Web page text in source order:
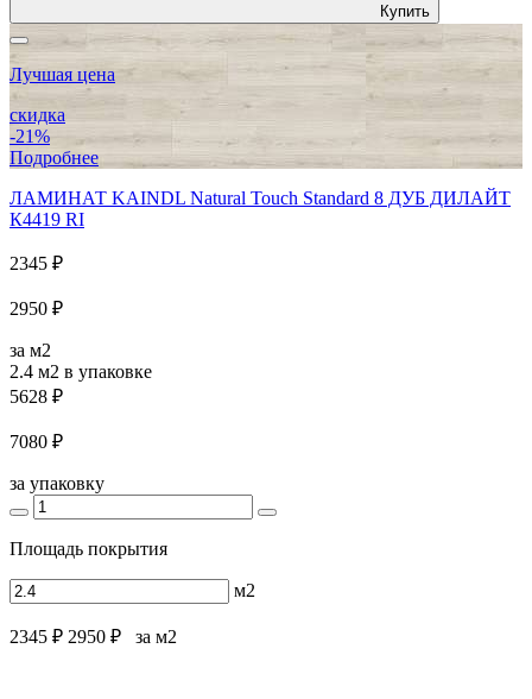
Купить
Лучшая цена
скидка
-21%
Подробнее
ЛАМИНАТ KAINDL Natural Touch Standard 8 ДУБ ДИЛАЙТ
К4419 RI
2345 ₽
2950 ₽
за м2
2.4 м2 в упаковке
5628 ₽
7080 ₽
за упаковку
Площадь покрытия
м2
2345 ₽ 2950 ₽ за м2